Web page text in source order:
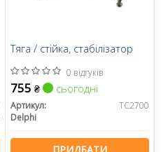
Тяга / стійка, стабілізатор
0 відгуків
755 ₴ сьогодні
Артикул:
TC2700
Delphi
ПРИДБАТИ